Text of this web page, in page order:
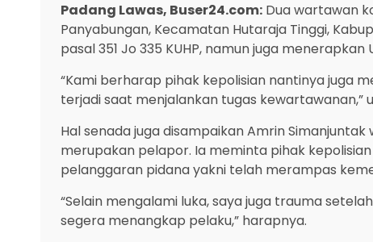
Padang Lawas, Buser24.com: Dua wartawan
Panyabungan, Kecamatan Hutaraja Tinggi,
pasal 351 Jo 335 KUHP, namun juga
“Kami berharap pihak kepolisian nantinya juga
terjadi saat menjalankan tugas kewartawanan,”
Hal senada juga disampaikan Amrin
merupakan pelapor. Ia meminta pihak
pelanggaran pidana yakni telah merampas
“Selain mengalami luka, saya juga trauma
segera menangkap pelaku,” harapnya.